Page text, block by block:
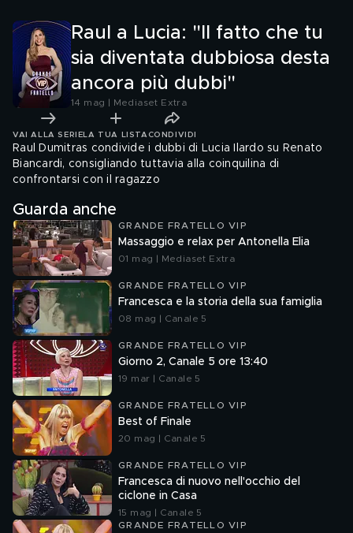
Raul a Lucia: "Il fatto che tu
sia diventata dubbiosa desta
ancora più dubbi"
14 mag | Mediaset Extra
VAI ALLA SERIE LA TUA LISTA CONDIVIDI
Raul Dumitras condivide i dubbi di Lucia Ilardo su Renato
Biancardi, consigliando tuttavia alla coinquilina di
confrontarsi con il ragazzo
Guarda anche
GRANDE FRATELLO VIP
Massaggio e relax per Antonella Elia
01 mag | Mediaset Extra
GRANDE FRATELLO VIP
Francesca e la storia della sua famiglia
08 mag | Canale 5
GRANDE FRATELLO VIP
Giorno 2, Canale 5 ore 13:40
19 mar | Canale 5
GRANDE FRATELLO VIP
Best of Finale
20 mag | Canale 5
GRANDE FRATELLO VIP
Francesca di nuovo nell'occhio del
ciclone in Casa
15 mag | Canale 5
GRANDE FRATELLO VIP